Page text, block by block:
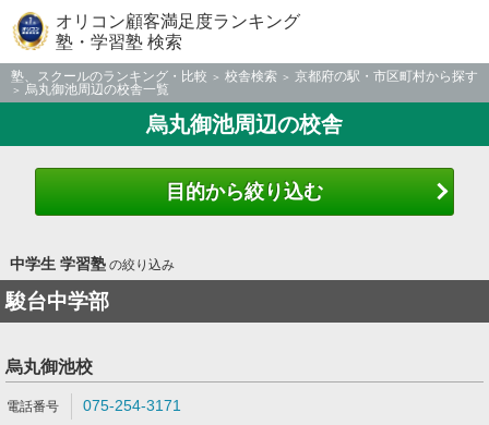
オリコン顧客満足度ランキング
塾・学習塾 検索
塾、スクールのランキング・比較 校舎検索
京都府の駅・市区町村から探す
烏丸御池周辺の校舎一覧
烏丸御池周辺の校舎
目的から絞り込む
中学生 学習塾の絞り込み
駿台中学部
烏丸御池校
075-254-3171